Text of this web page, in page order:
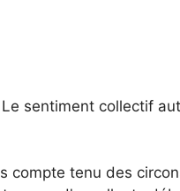
sentiment collectif
compte tenu des